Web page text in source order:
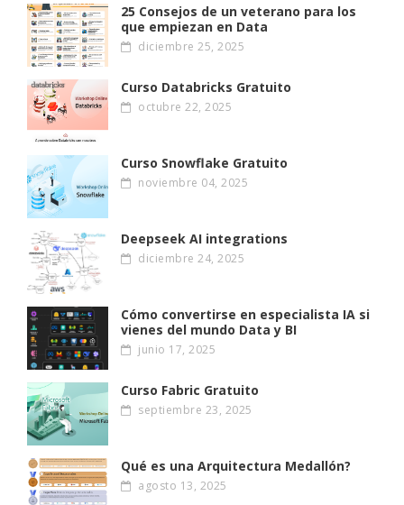
25 Consejos de un veterano para los
que empiezan en Data
diciembre 25, 2025
Curso Databricks Gratuito
octubre 22, 2025
Curso Snowflake Gratuito
noviembre 04, 2025
Deepseek AI integrations
diciembre 24, 2025
Cómo convertirse en especialista IA si
vienes del mundo Data y BI
junio 17, 2025
Curso Fabric Gratuito
septiembre 23, 2025
Qué es una Arquitectura Medallón?
agosto 13, 2025